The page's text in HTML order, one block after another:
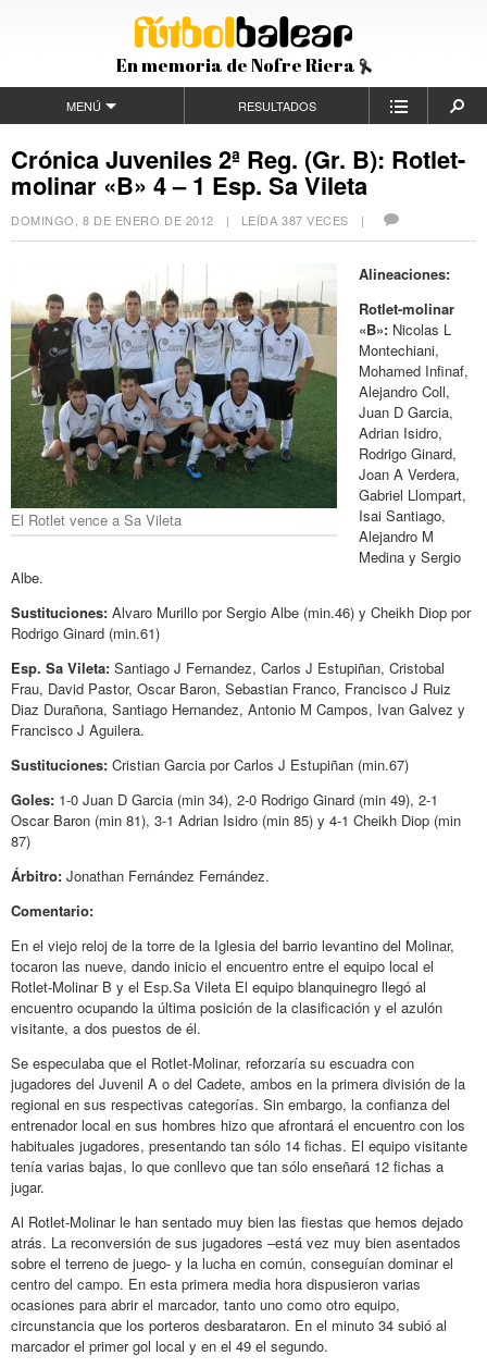
En memoria de Nofre Riera
MENÚ RESULTADOS
Crónica Juveniles 2ª Reg. (Gr. B): Rotlet-
molinar «B» 4 – 1 Esp. Sa Vileta
DOMINGO, 8 DE ENERO DE 2012 | LEÍDA 387 VECES |
El Rotlet vence a Sa Vileta
Alineaciones:
Rotlet-molinar
«B»: Nicolas L
Montechiani,
Mohamed Infinaf,
Alejandro Coll,
Juan D Garcia,
Adrian Isidro,
Rodrigo Ginard,
Joan A Verdera,
Gabriel Llompart,
Isai Santiago,
Alejandro M
Medina y Sergio
Albe.
Sustituciones: Alvaro Murillo por Sergio Albe (min.46) y Cheikh Diop por
Rodrigo Ginard (min.61)
Esp. Sa Vileta: Santiago J Fernandez, Carlos J Estupiñan, Cristobal
Frau, David Pastor, Oscar Baron, Sebastian Franco, Francisco J Ruiz
Diaz Durañona, Santiago Hernandez, Antonio M Campos, Ivan Galvez y
Francisco J Aguilera.
Sustituciones: Cristian Garcia por Carlos J Estupiñan (min.67)
Goles: 1-0 Juan D Garcia (min 34), 2-0 Rodrigo Ginard (min 49), 2-1
Oscar Baron (min 81), 3-1 Adrian Isidro (min 85) y 4-1 Cheikh Diop (min
87)
Árbitro: Jonathan Fernández Fernández.
Comentario:
En el viejo reloj de la torre de la Iglesia del barrio levantino del Molinar,
tocaron las nueve, dando inicio el encuentro entre el equipo local el
Rotlet-Molinar B y el Esp.Sa Vileta El equipo blanquinegro llegó al
encuentro ocupando la última posición de la clasificación y el azulón
visitante, a dos puestos de él.
Se especulaba que el Rotlet-Molinar, reforzaría su escuadra con
jugadores del Juvenil A o del Cadete, ambos en la primera división de la
regional en sus respectivas categorías. Sin embargo, la confianza del
entrenador local en sus hombres hizo que afrontará el encuentro con los
habituales jugadores, presentando tan sólo 14 fichas. El equipo visitante
tenía varias bajas, lo que conllevo que tan sólo enseñará 12 fichas a
jugar.
Al Rotlet-Molinar le han sentado muy bien las fiestas que hemos dejado
atrás. La reconversión de sus jugadores –está vez muy bien asentados
sobre el terreno de juego- y la lucha en común, conseguían dominar el
centro del campo. En esta primera media hora dispusieron varias
ocasiones para abrir el marcador, tanto uno como otro equipo,
circunstancia que los porteros desbarataron. En el minuto 34 subió al
marcador el primer gol local y en el 49 el segundo.